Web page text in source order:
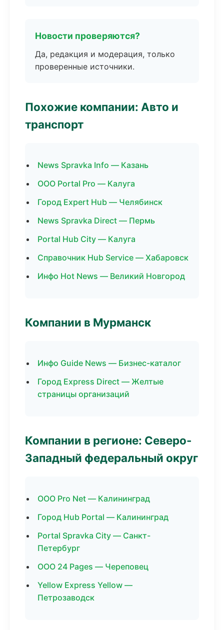
Новости проверяются?
Да, редакция и модерация, только
проверенные источники.
Похожие компании: Авто и
транспорт
News Spravka Info — Казань
ООО Portal Pro — Калуга
Город Expert Hub — Челябинск
News Spravka Direct — Пермь
Portal Hub City — Калуга
Справочник Hub Service — Хабаровск
Инфо Hot News — Великий Новгород
Компании в Мурманск
Инфо Guide News — Бизнес-каталог
Город Express Direct — Желтые
страницы организаций
Компании в регионе: Северо-
Западный федеральный округ
ООО Pro Net — Калининград
Город Hub Portal — Калининград
Portal Spravka City — Санкт-
Петербург
ООО 24 Pages — Череповец
Yellow Express Yellow —
Петрозаводск